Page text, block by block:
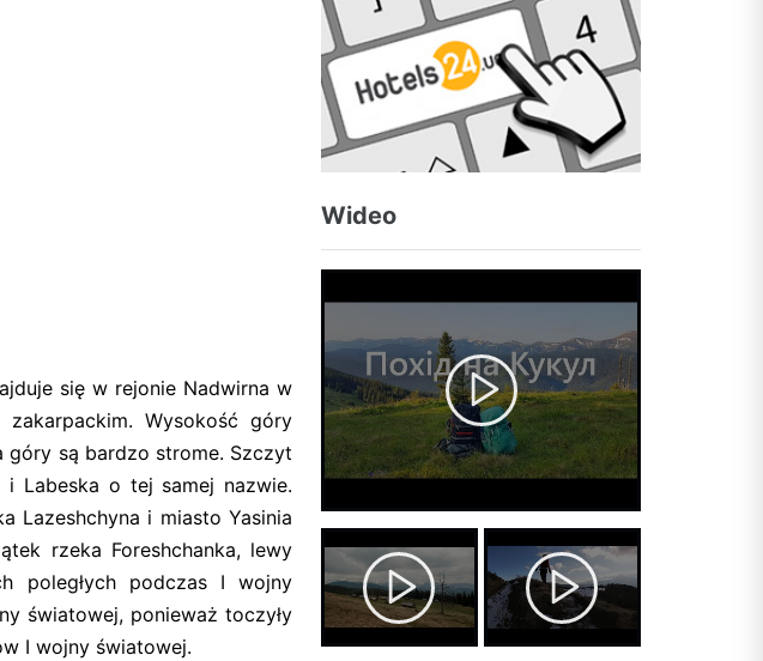
się w rejonie Nadwirna w
Wysokość góry
góry są bardzo strome. Szczyt
i Labeska o tej samej nazwie.
Lazeshchyna i miasto Yasinia
rzeka Foreshchanka, lewy
poległych podczas I wojny
światowej, ponieważ toczyły
I wojny światowej.
Wideo